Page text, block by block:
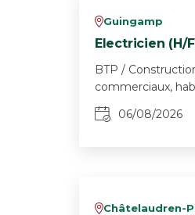
vGuingamp
Electricien (H/
BTP /
commerciaux,
06/08/2026
vChâtelaudren-